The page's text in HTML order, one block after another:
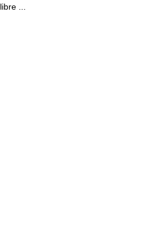
libre ...